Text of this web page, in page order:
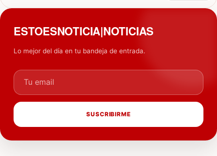
ESTOESNOTICIA|NOTICIAS
Lo mejor del día en tu bandeja de entrada.
Tu email
SUSCRIBIRME